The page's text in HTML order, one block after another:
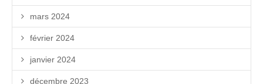
mars 2024
février 2024
janvier 2024
décembre 2023